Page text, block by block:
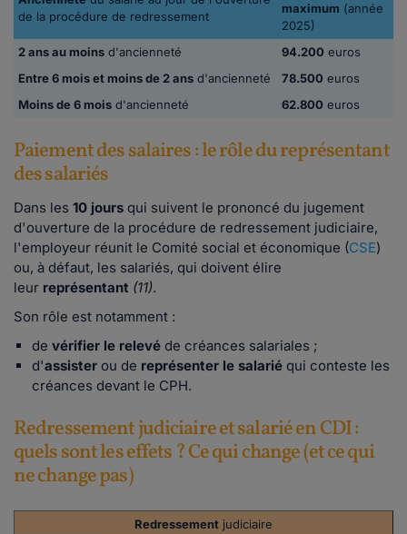
de la procédure de redressement
maximum (année
2025)
2 ans au moins d'ancienneté 94.200 euros
Entre 6 mois et moins de 2 ans d'ancienneté 78.500 euros
Moins de 6 mois d'ancienneté 62.800 euros
Paiement des salaires : le rôle du représentant
des salariés
Dans les 10 jours qui suivent le prononcé du jugement
d'ouverture de la procédure de redressement judiciaire,
l'employeur réunit le Comité social et économique (CSE)
ou, à défaut, les salariés, qui doivent élire
leur représentant (11).
Son rôle est notamment :
de vérifier le relevé de créances salariales ;
d'assister ou de représenter le salarié qui conteste les
créances devant le CPH.
Redressement judiciaire et salarié en CDI :
quels sont les effets ? Ce qui change (et ce qui
ne change pas)
Redressement judiciaire